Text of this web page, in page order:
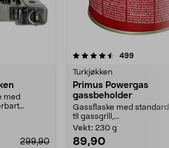
med
299,90
499
Turkjøkken
Primus Powergas
gassbeholder
Gassflaske med
til gassgrill,...
Vekt: 230 g
89,90
4.5 av 5 stjerner